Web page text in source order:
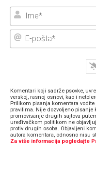
Komentari koji sadrže psovke,
verskoj, rasnoj osnovi, kao i
Prilikom pisanja komentara
pravilima. Nije dozvoljeno
promovisanje drugih sajtova
uređivačkom politikom ne
protiv drugih osoba. Objavljeni
autora komentara, odnosno nisu
Za više informacija pogledajte